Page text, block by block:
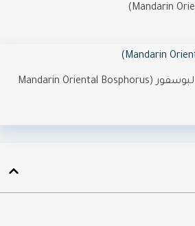
فندق ماندارين أورينتال البوسفور (Mandarin Oriental Bosphorus